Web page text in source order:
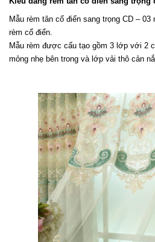
Mẫu rèm tân cổ điển sang trọng CD –
rèm cổ điển.
Mẫu rèm được cấu tạo gồm 3 lớp với 2
mỏng nhẹ bên trong và lớp vải thô cản